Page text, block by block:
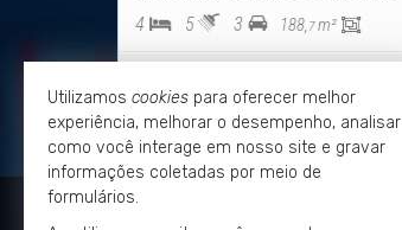
4 5 3 188,7m²
KLEVERSON PASSOS
Utilizamos cookies para oferecer melhor
experiência, melhorar o desempenho, analisar
como você interage em nosso site e gravar
informações coletadas por meio de
formulários.